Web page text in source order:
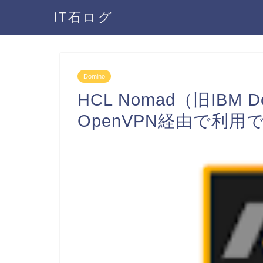
IT石ログ
Domino
HCL Nomad（旧IBM
OpenVPN経由で利用